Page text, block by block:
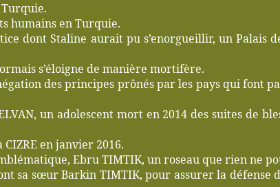
humains en Turquie.
dont Staline aurait pu s’enorgueillir, un Palais
s’éloigne de manière mortifère.
des principes prônés par les pays qui font
un adolescent mort en 2014 des suites de
en janvier 2016.
Ebru TIMTIK, un roseau que rien ne
sa sœur Barkin TIMTIK, pour assurer la défense